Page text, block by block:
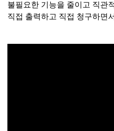
불필요한 기능을 줄이고 직관
직접 출력하고 직접 청구하면